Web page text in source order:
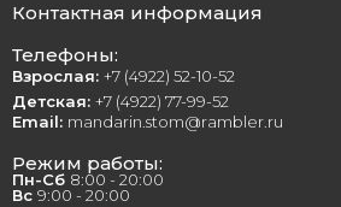
Контактная информация
Телефоны:
Взрослая: +7 (4922) 52-10-52
Детская: +7 (4922) 77-99-52
Email: mandarin.stom@rambler.ru
Режим работы:
Пн-Сб 8:00 - 20:00
Вс 9:00 - 20:00